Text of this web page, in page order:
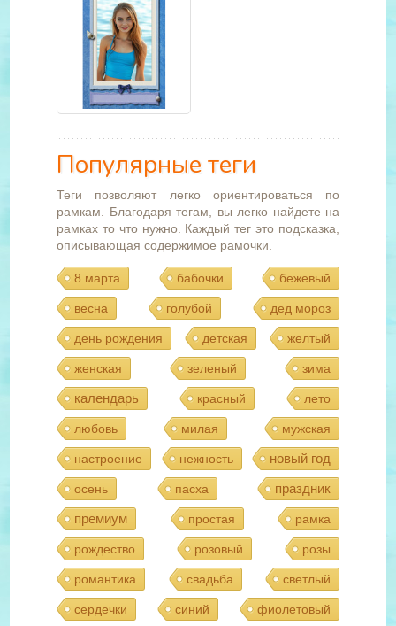
Популярные теги
Теги позволяют легко ориентироваться по
рамкам. Благодаря тегам, вы легко найдете на
рамках то что нужно. Каждый тег это подсказка,
описывающая содержимое рамочки.
8 марта бабочки бежевый
весна голубой дед мороз
день рождения детская желтый
женская зеленый зима
календарь красный лето
любовь милая мужская
настроение нежность новый год
осень пасха
праздник
премиум
простая рамка
рождество розовый розы
романтика свадьба светлый
сердечки синий фиолетовый